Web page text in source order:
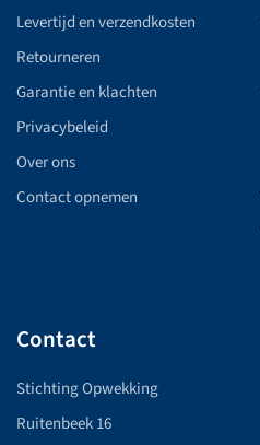
Levertijd en verzendkosten
Retourneren
Garantie en klachten
Privacybeleid
Over ons
Contact opnemen
Contact
Stichting Opwekking
Ruitenbeek 16